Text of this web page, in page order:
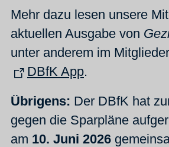
Mehr dazu lesen unsere
aktuellen Ausgabe von
unter anderem im
DBfK App.
Übrigens: Der DBfK hat
gegen die Sparpläne
am 10. Juni 2026